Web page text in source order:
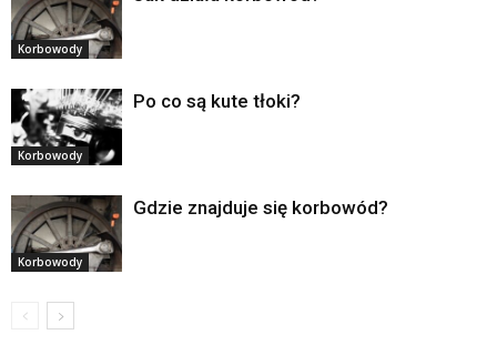
Korbowody
Korbowody
Po co są kute tłoki?
Korbowody
Gdzie znajduje się korbowód?